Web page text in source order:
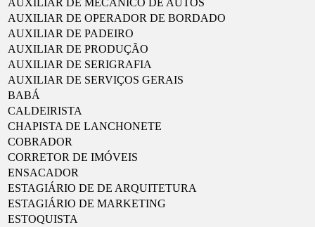
AUXILIAR DE OPERADOR DE BORDADO
AUXILIAR DE PADEIRO
AUXILIAR DE PRODUÇÃO
AUXILIAR DE SERIGRAFIA
AUXILIAR DE SERVIÇOS GERAIS
BABÁ
CALDEIRISTA
CHAPISTA DE LANCHONETE
COBRADOR
CORRETOR DE IMÓVEIS
ENSACADOR
ESTAGIÁRIO DE DE ARQUITETURA
ESTAGIÁRIO DE MARKETING
ESTOQUISTA